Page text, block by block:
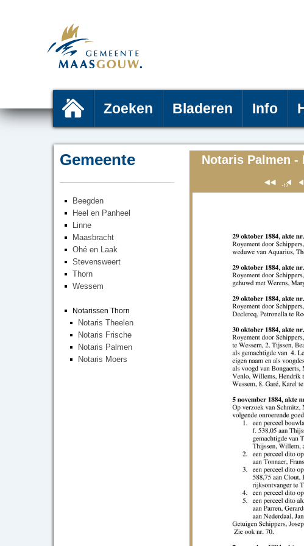
Zoeken Bladeren Info
Gemeente
Beegden
Heel en Panheel
Linne
Maasbracht
Ohé en Laak
Stevensweert
Thorn
Wessem
Notarissen Thorn
Notaris Theelen
Notaris Frische
Notaris Palmen
Notaris Moers
Notaris Palmen -